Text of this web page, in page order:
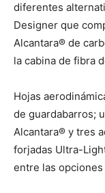
diferentes
Designer que
Alcantara® de
la cabina de fibra
Hojas
de guardabarros;
Alcantara® y tres
forjadas Ultra-
entre las